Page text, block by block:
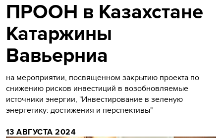
ПРООН в Казахстане
Катаржины
Вавьерниа
на мероприятии, посвященном закрытию проекта по
снижению рисков инвестиций в возобновляемые
источники энергии, "Инвестирование в зеленую
энергетику: достижения и перспективы"
13 АВГУСТА 2024